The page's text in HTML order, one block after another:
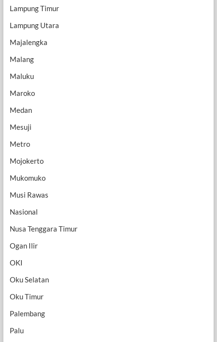
Lampung Timur
Lampung Utara
Majalengka
Malang
Maluku
Maroko
Medan
Mesuji
Metro
Mojokerto
Mukomuko
Musi Rawas
Nasional
Nusa Tenggara Timur
Ogan Ilir
OKI
Oku Selatan
Oku Timur
Palembang
Palu